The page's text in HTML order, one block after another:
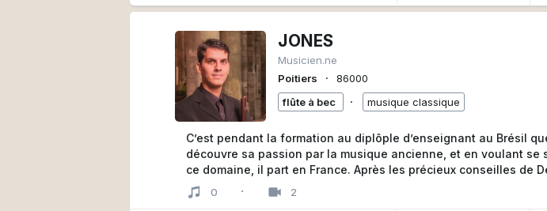
JONES
Musicien.ne
Poitiers
∙
86000
flûte à bec
∙ musique classique
C’est pendant la formation au diplôple d’enseignant au Brésil
découvre sa passion par la musique ancienne, et en voulant se
ce domaine, il part en France. Après les précieux conseilles de
et Jéremie Papasergio (Dulce Mémoire), il suit sa formation avec
(Les Witches) qui abouti au DNSPM (Diplôme National Superieur
0 · 2